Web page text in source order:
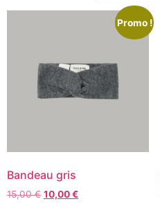
Promo !
Bandeau gris
15,00€ 10,00€